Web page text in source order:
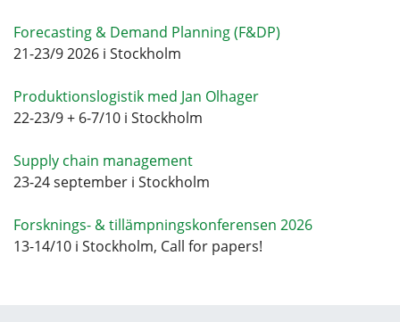
Forecasting & Demand Planning (F&DP)
21-23/9 2026 i Stockholm
Produktionslogistik med Jan Olhager
22-23/9 + 6-7/10 i Stockholm
Supply chain management
23-24 september i Stockholm
Forsknings- & tillämpningskonferensen 2026
13-14/10 i Stockholm, Call for papers!